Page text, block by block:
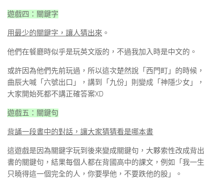
遊戲四：關鍵字
用最少的關鍵字，讓人猜出來 。
他們在餐廳時似乎是玩英文版的，不過我加入時是中文的。
或許因為他們先前玩過，所以這次楚然說「西門町」的時候，
曲辰大喊「六號出口」，講到「九份」則變成「神隱少女」，
大家開始死都不講正確答案XD
遊戲五：關鍵句
背誦一段書中的對話，讓大家猜猜看是哪本書
這遊戲是因為關鍵字玩到後來變成關鍵句，大夥索性改成背出
書的關鍵句，結果每個人都在背國高中的課文，例如「我一生
只曉得這一個完全的人，你要學他，不要跌他的股」。